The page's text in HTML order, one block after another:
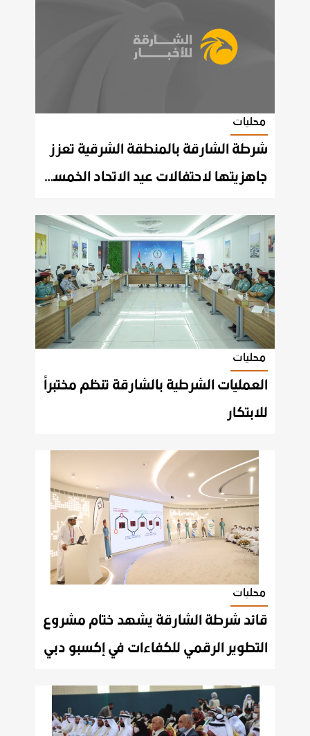
محليات
شرطة الشارقة بالمنطقة الشرقية تعزز
جاهزيتها لاحتفالات عيد الاتحاد الخمسين
محليات
العمليات الشرطية بالشارقة تنظم مختبراً
للابتكار
محليات
قائد شرطة الشارقة يشهد ختام مشروع
التطوير الرقمي للكفاءات في إكسبو دبي